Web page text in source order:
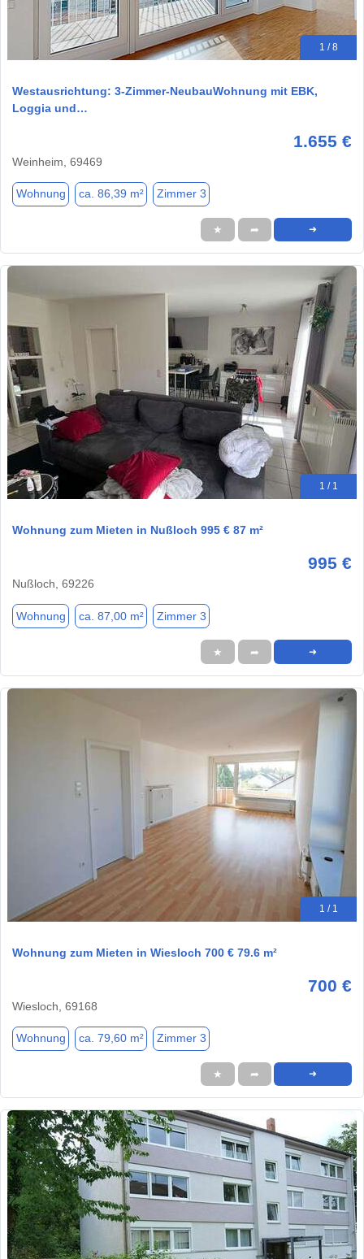
1 / 8
Westausrichtung: 3-Zimmer-NeubauWohnung mit EBK,
Loggia und…
1.655 €
Weinheim, 69469
Wohnung ca. 86,39 m² Zimmer 3
★ ➦ ➜
1 / 1
Wohnung zum Mieten in Nußloch 995 € 87 m²
995 €
Nußloch, 69226
Wohnung ca. 87,00 m² Zimmer 3
★ ➦ ➜
1 / 1
Wohnung zum Mieten in Wiesloch 700 € 79.6 m²
700 €
Wiesloch, 69168
Wohnung ca. 79,60 m² Zimmer 3
★ ➦ ➜